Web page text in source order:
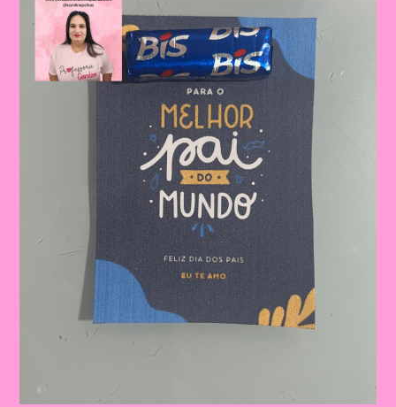
Pais:
Celebrando
A
Importância
Da
Figura
Paterna